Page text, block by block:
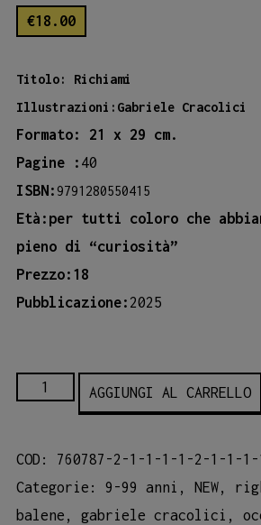
€18.00
Titolo: Richiami
Illustrazioni:Gabriele Cracolici
Formato: 21 x 29 cm.
Pagine : 40
ISBN: 9791280550415
Età:per tutti coloro che
pieno di “curiosità”
Prezzo:18
Pubblicazione: 2025
RICHIAMI
quantità
AGGIUNGI AL CARRELLO
COD: 760787-2-1-1-1-1-2-1-1-1-
Categorie: 9-99 anni , NEW,
balene , gabriele cracolici ,